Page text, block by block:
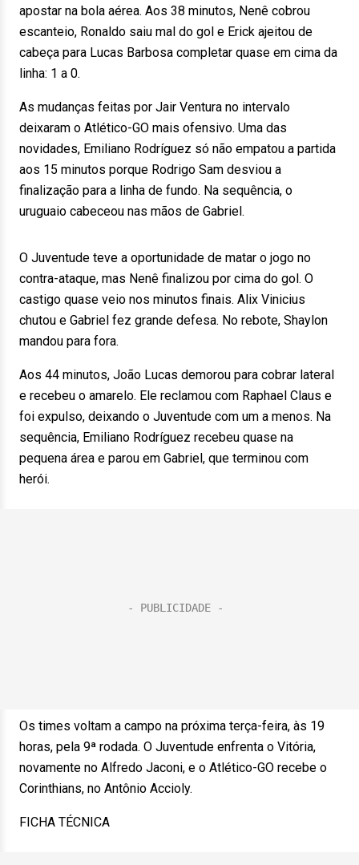
apostar na bola aérea. Aos 38 minutos, Nenê cobrou
escanteio, Ronaldo saiu mal do gol e Erick ajeitou de
cabeça para Lucas Barbosa completar quase em cima da
linha: 1 a 0.
As mudanças feitas por Jair Ventura no intervalo
deixaram o Atlético-GO mais ofensivo. Uma das
novidades, Emiliano Rodríguez só não empatou a partida
aos 15 minutos porque Rodrigo Sam desviou a
finalização para a linha de fundo. Na sequência, o
uruguaio cabeceou nas mãos de Gabriel.
O Juventude teve a oportunidade de matar o jogo no
contra-ataque, mas Nenê finalizou por cima do gol. O
castigo quase veio nos minutos finais. Alix Vinicius
chutou e Gabriel fez grande defesa. No rebote, Shaylon
mandou para fora.
Aos 44 minutos, João Lucas demorou para cobrar lateral
e recebeu o amarelo. Ele reclamou com Raphael Claus e
foi expulso, deixando o Juventude com um a menos. Na
sequência, Emiliano Rodríguez recebeu quase na
pequena área e parou em Gabriel, que terminou com
herói.
Os times voltam a campo na próxima terça-feira, às 19
horas, pela 9ª rodada. O Juventude enfrenta o Vitória,
novamente no Alfredo Jaconi, e o Atlético-GO recebe o
Corinthians, no Antônio Accioly.
FICHA TÉCNICA